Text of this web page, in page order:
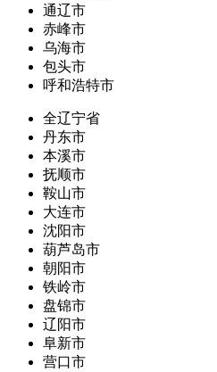
通辽市
赤峰市
乌海市
包头市
呼和浩特市
全辽宁省
丹东市
本溪市
抚顺市
鞍山市
大连市
沈阳市
葫芦岛市
朝阳市
铁岭市
盘锦市
辽阳市
阜新市
营口市